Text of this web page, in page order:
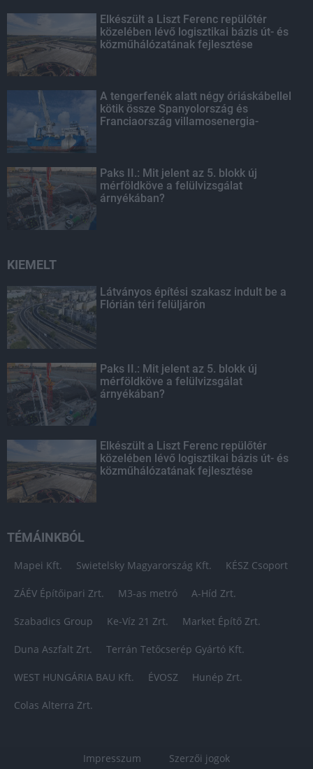
Elkészült a Liszt Ferenc repülőtér
közelében lévő logisztikai bázis út- és
közműhálózatának fejlesztése
A tengerfenék alatt négy óriáskábellel
kötik össze Spanyolország és
Franciaország villamosenergia-
Paks II.: Mit jelent az 5. blokk új
mérföldköve a felülvizsgálat
árnyékában?
KIEMELT
Látványos építési szakasz indult be a
Flórián téri felüljárón
Paks II.: Mit jelent az 5. blokk új
mérföldköve a felülvizsgálat
árnyékában?
Elkészült a Liszt Ferenc repülőtér
közelében lévő logisztikai bázis út- és
közműhálózatának fejlesztése
TÉMÁINKBÓL
Mapei Kft. Swietelsky Magyarország Kft. KÉSZ Csoport
ZÁÉV Építőipari Zrt. M3-as metró A-Híd Zrt.
Szabadics Group Ke-Víz 21 Zrt. Market Építő Zrt.
Duna Aszfalt Zrt. Terrán Tetőcserép Gyártó Kft.
WEST HUNGÁRIA BAU Kft. ÉVOSZ Hunép Zrt.
Colas Alterra Zrt.
Impresszum
Szerzői jogok